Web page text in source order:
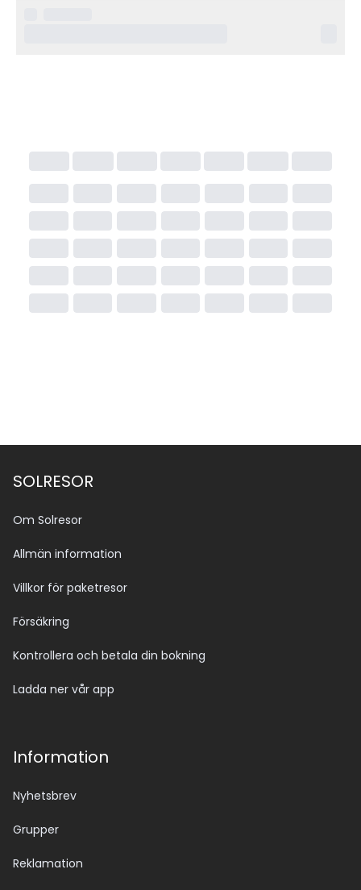
SOLRESOR
Om Solresor
Allmän information
Villkor för paketresor
Försäkring
Kontrollera och betala din bokning
Ladda ner vår app
Information
Nyhetsbrev
Grupper
Reklamation